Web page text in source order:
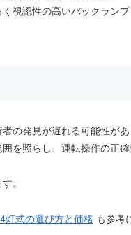
視認性の高いバックランプ
の発見が遅れる可能性があ
を照らし、運転操作の正
。
灯式の選び方と価格 も参考